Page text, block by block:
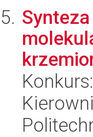
Konkurs: